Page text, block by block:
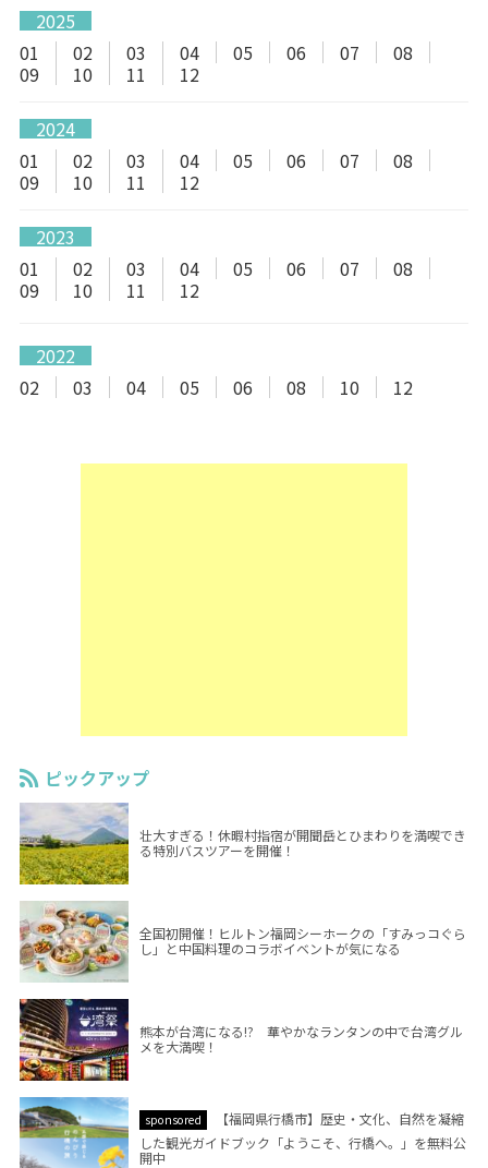
2025
01
02 03 04 05 06 07
08
09
10 11 12
2024
01
02 03 04 05 06 07
08
09
10 11 12
2023
01
02 03 04 05 06 07
08
09
10 11 12
2022
02
03 04 05 06 08 10 12
ピックアップ
壮大すぎる！休暇村指宿が開聞岳とひまわりを満喫でき
る特別バスツアーを開催！
全国初開催！ヒルトン福岡シーホークの「すみっコぐら
し」と中国料理のコラボイベントが気になる
熊本が台湾になる!? 華やかなランタンの中で台湾グル
メを大満喫！
sponsored
【福岡県行橋市】歴史・文化、自然を凝縮
した観光ガイドブック「ようこそ、行橋へ。」を無料公
開中